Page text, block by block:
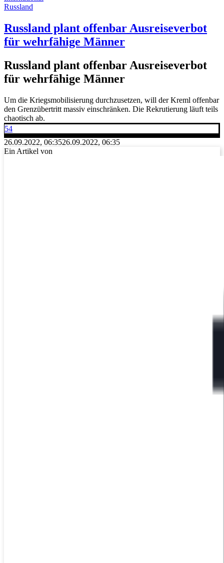
Russland
Russland plant offenbar Ausreiseverbot
für wehrfähige Männer
Russland plant offenbar Ausreiseverbot
für wehrfähige Männer
Um die Kriegsmobilisierung durchzusetzen, will der Kreml offenbar
den Grenzübertritt massiv einschränken. Die Rekrutierung läuft teils
chaotisch ab.
54
26.09.2022, 06:3526.09.2022, 06:35
Ein Artikel von